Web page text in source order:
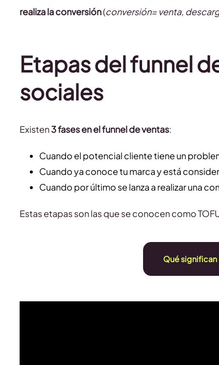
realiza la conversión(conversión= venta,
Etapas del funnel
sociales
Existen3 fases en el funnel de ventas:
Cuando el potencial cliente tiene un
Cuando ya conoce tu marca y está
Cuando por último se lanza a realizar una
Estas etapas son las que se conocen como
Qué significan